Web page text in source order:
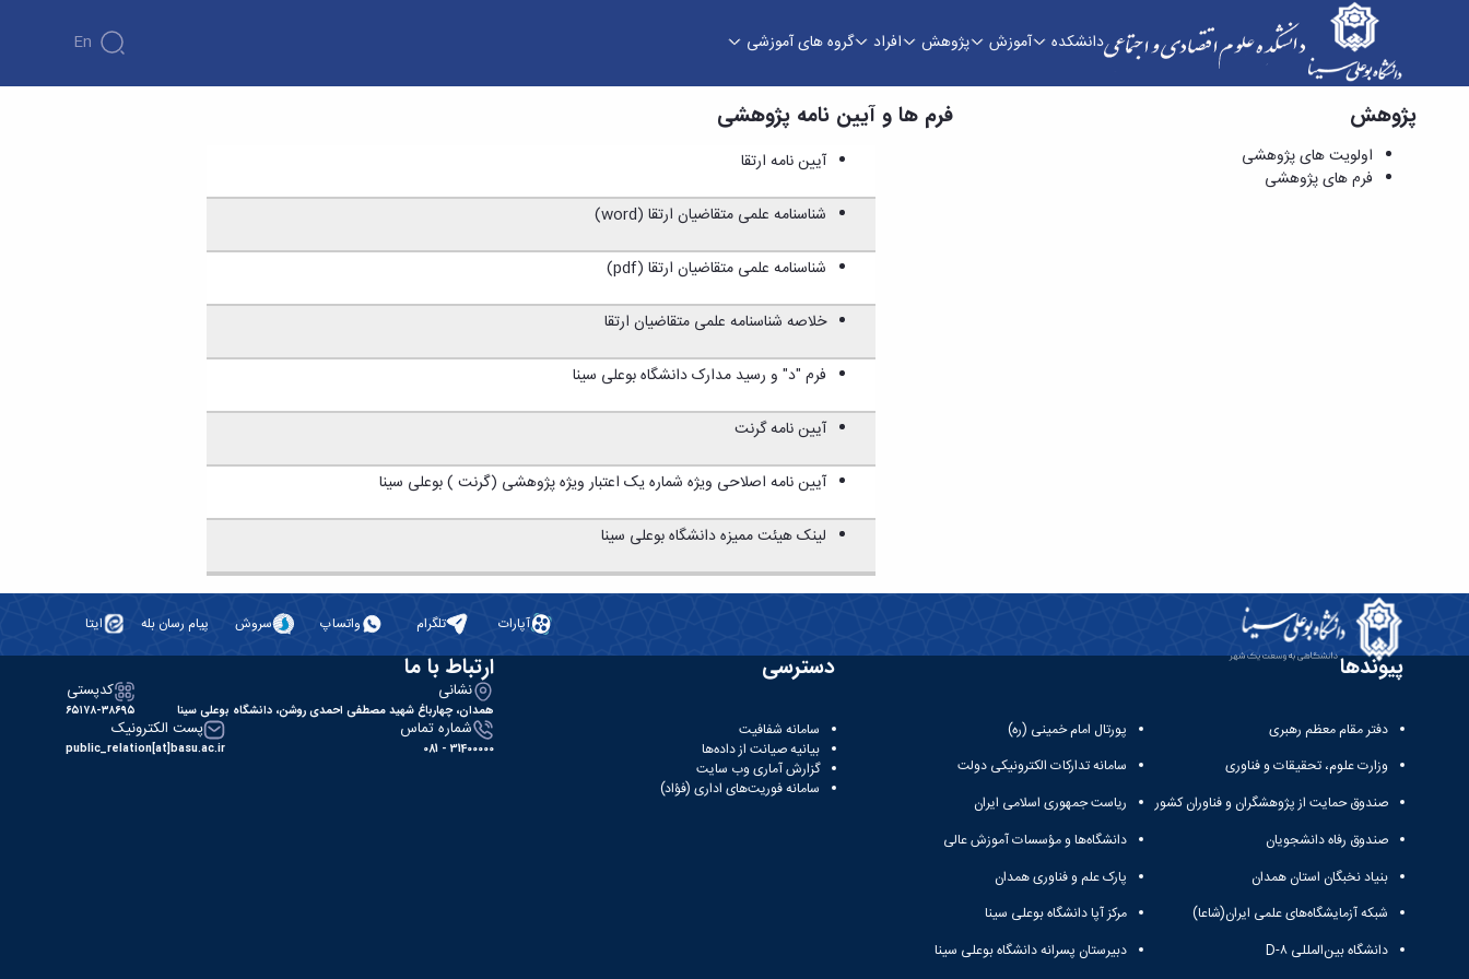
دانشکده آموزش پژوهش افراد گروه های آموزشی En
فرم های پژوهشی - دانشکده علوم اقتصادی و اجتماعی
پژوهش
اولویت های پژوهشی
فرم های پژوهشی
فرم ها و آیین نامه پژوهشی
آیین نامه ارتقا
شناسنامه علمی متقاضیان ارتقا (word)
شناسنامه علمی متقاضیان ارتقا (pdf)
خلاصه شناسنامه علمی متقاضیان ارتقا
فرم "د" و رسید مدارک دانشگاه بوعلی سینا
آیین نامه گرنت
آیین نامه اصلاحی ویژه شماره یک اعتبار ویژه پژوهشی (گرنت ) بوعلی سینا
لینک هیئت ممیزه دانشگاه بوعلی سینا
آپارات تلگرام واتساپ سروش پیام رسان بله ایتا
پیوندها
دفتر مقام معظم رهبری
وزارت علوم، تحقیقات و فناوری
صندوق حمایت از پژوهشگران و فناوران کشور
صندوق رفاه دانشجویان
بنیاد نخبگان استان همدان
شبکه آزمایشگاه‌های علمی ایران(شاعا)
دانشگاه بین‌المللی D-۸
پورتال امام خمینی (ره)
سامانه تدارکات الکترونیکی دولت
ریاست جمهوری اسلامی ایران
دانشگاه‌ها و مؤسسات آموزش عالی
پارک علم و فناوری همدان
مرکز آپا دانشگاه بوعلی سینا
دبیرستان پسرانه دانشگاه بوعلی سینا
دسترسی
سامانه شفافیت
بیانیه صیانت از داده‌ها
گزارش آماری وب‌ سایت
سامانه فوریت‌های اداری (فؤاد)
ارتباط با ما
نشانی
همدان، چهارباغ شهید مصطفی احمدی روشن، دانشگاه بوعلی سینا
کدپستی
۶۵۱۷۸-۳۸۶۹۵
شماره تماس
31400000 - 081
پست الکترونیک
public_relation[at]basu.ac.ir